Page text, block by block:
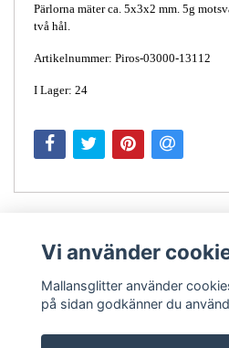
Pärlorna mäter ca. 5x3x2 mm. 5g
två hål.
Artikelnummer: Piros-03000-13112
I Lager: 24
Vi använder
Mallansglitter använder
på sidan godkänner du